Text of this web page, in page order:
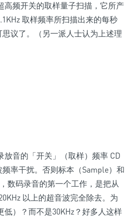
高频开关的取样量子扫描，它所产
取样频率所扫描出来的每秒
议了。（另一派人士认为上述理
音的「开关」（取样）频率 CD
率干扰。否则标本（Sample）和
数码录音的第一个工作，是把从
以上的超音波完全除去。为
低）？而不是30KHz？好多人这样